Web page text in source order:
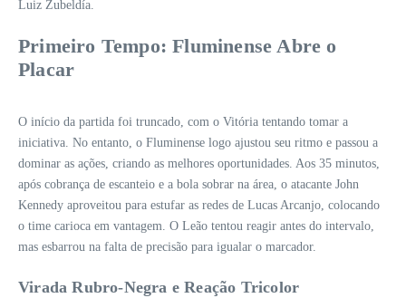
Luiz Zubeldía.
Primeiro Tempo: Fluminense Abre o
Placar
O início da partida foi truncado, com o Vitória tentando tomar a
iniciativa. No entanto, o Fluminense logo ajustou seu ritmo e passou a
dominar as ações, criando as melhores oportunidades. Aos 35 minutos,
após cobrança de escanteio e a bola sobrar na área, o atacante John
Kennedy aproveitou para estufar as redes de Lucas Arcanjo, colocando
o time carioca em vantagem. O Leão tentou reagir antes do intervalo,
mas esbarrou na falta de precisão para igualar o marcador.
Virada Rubro-Negra e Reação Tricolor